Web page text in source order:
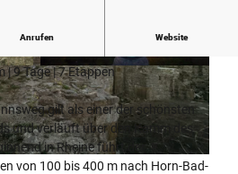
© LTM GmbH
Anrufen Website
Infomaterial
| 9 Tage | 7 Etappen
gilt als einer der schönsten
und verläuft über den Kamm des
in Rheine führt der
von 100 bis 400 m nach Horn-Bad-